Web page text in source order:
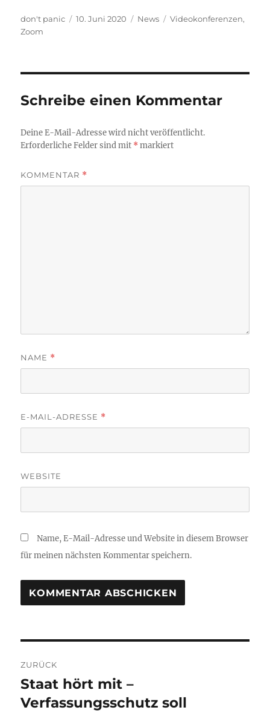
Autor
don't panic
Veröffentlicht
10. Juni 2020 Kategorien
News Schlagwörter
Videokonferenzen,
Zoom
Schreibe einen Kommentar
Deine E-Mail-Adresse wird nicht veröffentlicht.
Erforderliche Felder sind mit *markiert
KOMMENTAR *
NAME *
E-MAIL-ADRESSE *
WEBSITE
Name, E-Mail-Adresse und Website in diesem Browser
für meinen nächsten Kommentar speichern.
ZURÜCK
Vorheriger
Beitrag:
Staat hört mit –
Verfassungsschutz soll